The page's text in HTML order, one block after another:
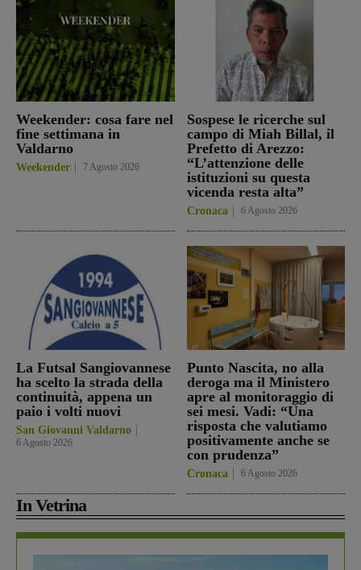
Weekender: cosa fare nel
fine settimana in
Valdarno
Weekender 7 Agosto 2026
Sospese le ricerche sul
campo di Miah Billal, il
Prefetto di Arezzo:
“L’attenzione delle
istituzioni su questa
vicenda resta alta”
Cronaca 6 Agosto 2026
La Futsal Sangiovannese
ha scelto la strada della
continuità, appena un
paio i volti nuovi
San Giovanni Valdarno
6 Agosto 2026
Punto Nascita, no alla
deroga ma il Ministero
apre al monitoraggio di
sei mesi. Vadi: “Una
risposta che valutiamo
positivamente anche se
con prudenza”
Cronaca 6 Agosto 2026
In Vetrina